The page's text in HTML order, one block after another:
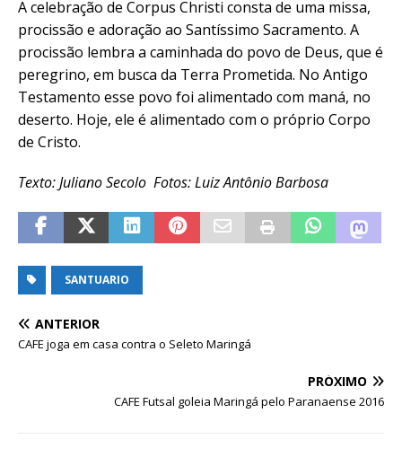
A celebração de Corpus Christi consta de uma missa,
procissão e adoração ao Santíssimo Sacramento. A
procissão lembra a caminhada do povo de Deus, que é
peregrino, em busca da Terra Prometida. No Antigo
Testamento esse povo foi alimentado com maná, no
deserto. Hoje, ele é alimentado com o próprio Corpo
de Cristo.
Texto: Juliano Secolo Fotos: Luiz Antônio Barbosa
SANTUARIO
ANTERIOR
CAFE joga em casa contra o Seleto Maringá
PRÓXIMO
CAFE Futsal goleia Maringá pelo Paranaense 2016